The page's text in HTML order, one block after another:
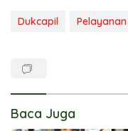
Dukcapil
Baca Juga